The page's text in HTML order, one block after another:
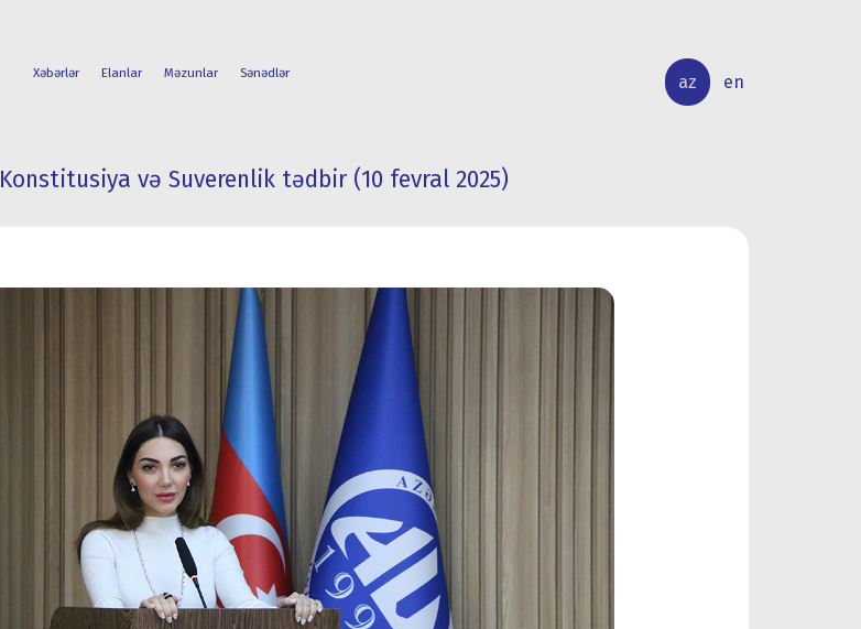
Xəbərlər Elanlar Məzunlar Sənədlər az en
Konstitusiya və Suverenlik tədbir (10 fevral 2025)